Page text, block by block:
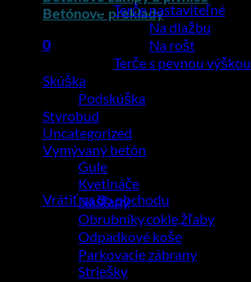
Betónové preklady
0
Žiadne produkty v košíku.
Vrátiť sa do obchodu
Terče nastaviteľné
Na dlažbu
Na rošt
Terče s pevnou výškou
Skúška
Podskúška
Styrobud
Uncategorized
Vymývaný betón
Gule
Kvetináče
Nášľapy
Obrubníky,cokle,žľaby
Odpadkové koše
Parkovacie zábrany
Striešky